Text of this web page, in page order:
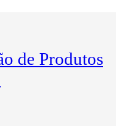
de Produtos